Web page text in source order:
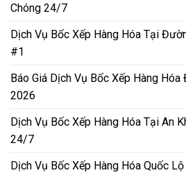
Chóng 24/7
Dịch Vụ Bốc Xếp Hàng Hóa Tại
#1
Báo Giá Dịch Vụ Bốc Xếp Hàng
2026
Dịch Vụ Bốc Xếp Hàng Hóa Tại An
24/7
Dịch Vụ Bốc Xếp Hàng Hóa Quốc